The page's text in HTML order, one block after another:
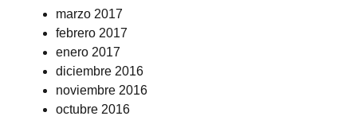
marzo 2017
febrero 2017
enero 2017
diciembre 2016
noviembre 2016
octubre 2016